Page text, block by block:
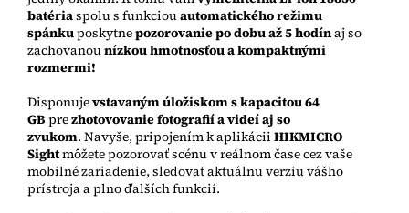
batériaspolu s funkciouautomatického režimu
spánkuposkytnepozorovanie po dobu až 5 hodínaj so
zachovanounízkou hmotnosťou a kompaktnými
rozmermi!
Disponujevstavaným úložiskom s kapacitou 64
GBprezhotovovanie fotografií a videí aj so
zvukom. Navyše, pripojením k aplikácii HIKMICRO
Sightmôžete pozorovať scénu v reálnom čase cez vaše
mobilné zariadenie, sledovať aktuálnu verziu vášho
prístroja a plno ďalších funkcií.